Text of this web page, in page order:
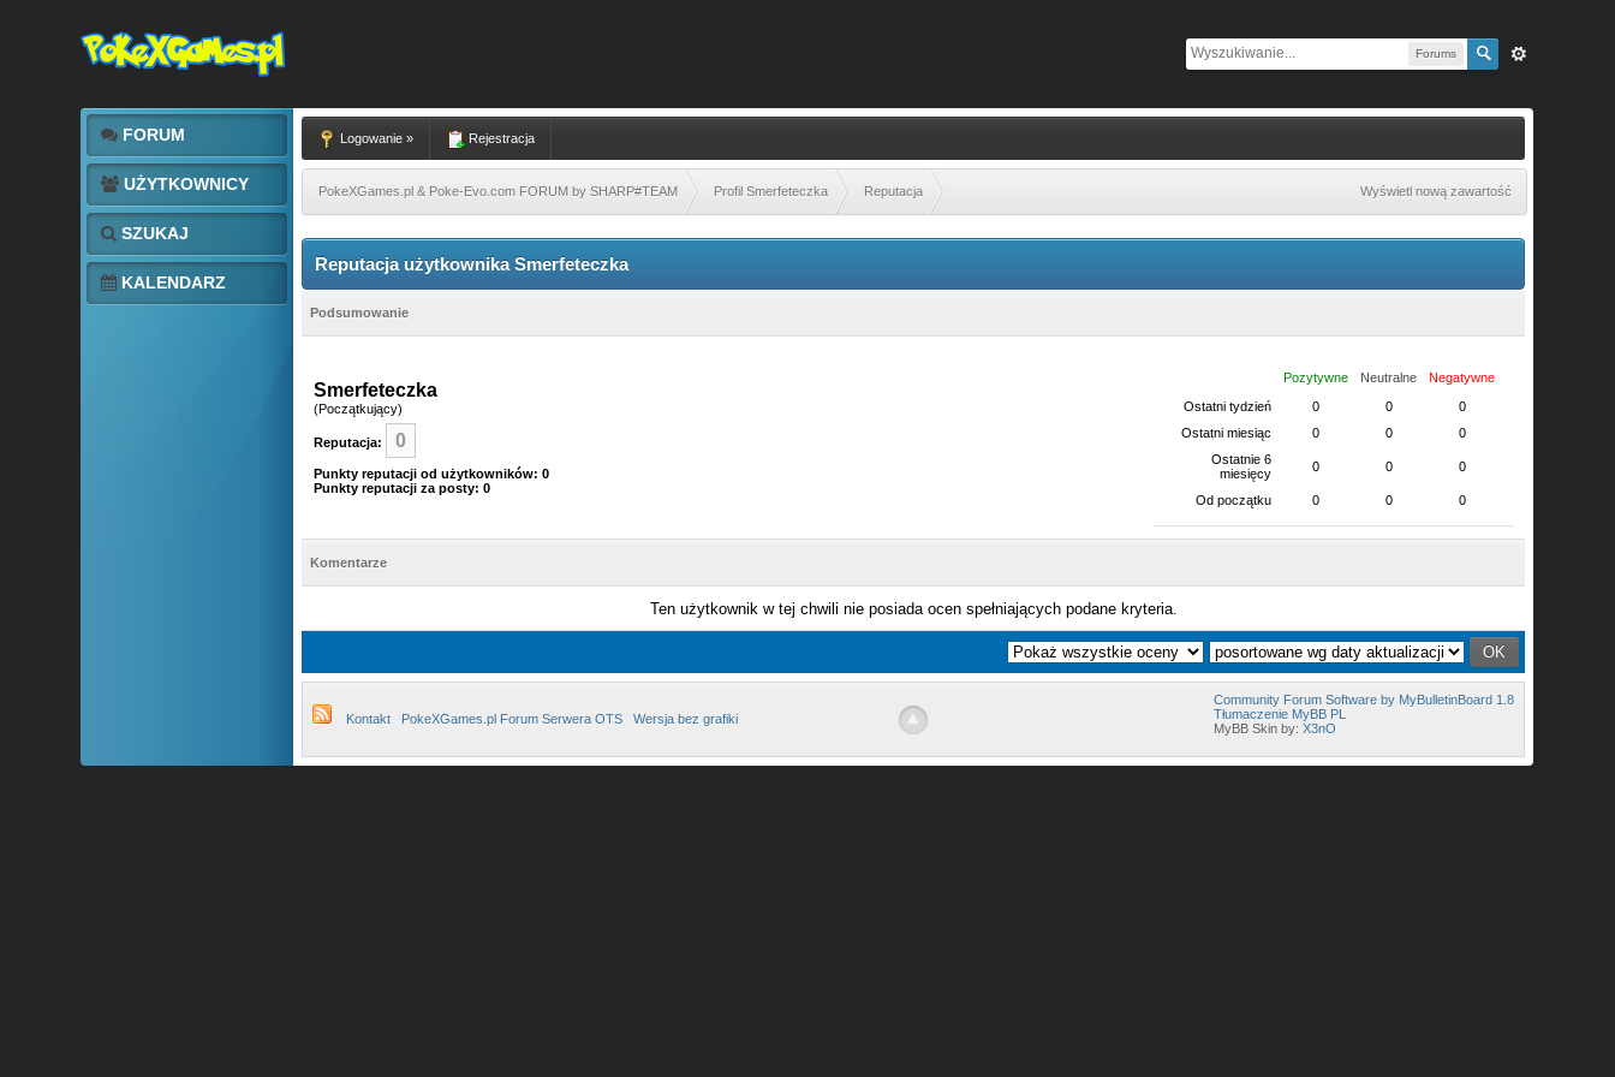
Forums
FORUM
UŻYTKOWNICY
SZUKAJ
KALENDARZ
Logowanie » Rejestracja
PokeXGames.pl & Poke-Evo.com FORUM by SHARP#TEAM Profil Smerfeteczka Reputacja Wyświetl nową zawartość
Reputacja użytkownika Smerfeteczka
Podsumowanie
Smerfeteczka
(Początkujący)
Reputacja: 0
Punkty reputacji od użytkowników: 0
Punkty reputacji za posty: 0
Pozytywne Neutralne
Negatywne
Ostatni tydzień
0 0
0
Ostatni miesiąc
0 0
0
Ostatnie 6
miesięcy
0 0 0
Od początku 0 0 0
Komentarze
Ten użytkownik w tej chwili nie posiada ocen spełniających podane kryteria.
Kontakt PokeXGames.pl Forum Serwera OTS Wersja bez grafiki
Community Forum Software by MyBulletinBoard 1.8
Tłumaczenie MyBB PL
MyBB Skin by:X3nO